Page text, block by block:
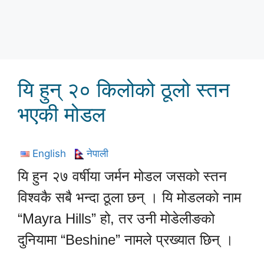
यि हुन् २० किलोको ठूलो स्तन
भएकी मोडल
English नेपाली
यि हुन २७ वर्षीया जर्मन मोडल जसको स्तन
विश्वकै सबै भन्दा ठूला छन् । यि मोडलको नाम
“Mayra Hills” हो, तर उनी मोडेलीङको
दुनियामा “Beshine” नामले प्रख्यात छिन् ।